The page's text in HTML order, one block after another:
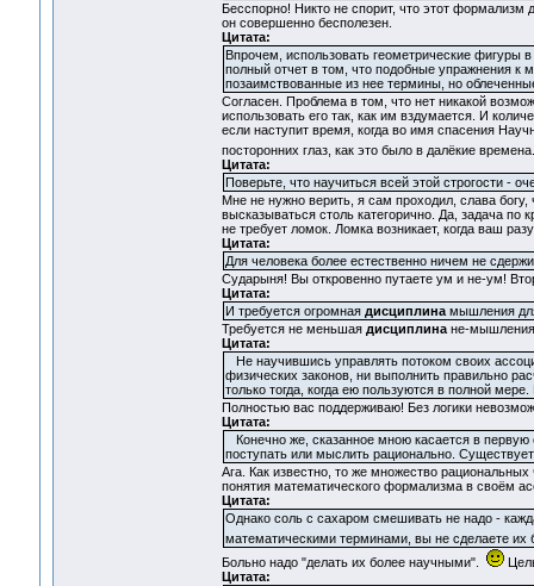
Бесспорно! Никто не спорит, что этот
он совершенно бесполезен.
Цитата:
Впрочем, использовать геометрические фигуры
полный отчет в том, что подобные упражнения к
позаимствованные из нее термины, но
Согласен. Проблема в том, что нет никакой
использовать его так, как им вздумается. И
если наступит время, когда во имя спасения
посторонних глаз, как это было в далёкие
Цитата:
Поверьте, что научиться всей этой строгости -
Мне не нужно верить, я сам проходил, слава
высказываться столь категорично. Да, задача по
не требует ломок. Ломка возникает, когда ваш
Цитата:
Для человека более естественно ничем не
Сударыня! Вы откровенно путаете ум и не-ум!
Цитата:
И требуется огромная дисциплинамышления для
Требуется не меньшая дисциплинане-мышления
Цитата:
Не научившись управлять потоком своих
физических законов, ни выполнить правильно
только тогда, когда ею пользуются в полной
Полностью вас поддерживаю! Без логики
Цитата:
Конечно же, сказанное мною касается в первую
поступать или мыслить рационально.
Ага. Как известно, то же множество
понятия математического формализма в своём
Цитата:
Однако соль с сахаром смешивать не надо -
математическими терминами, вы не сделаете
Больно надо "делать их более научными".
Цитата: